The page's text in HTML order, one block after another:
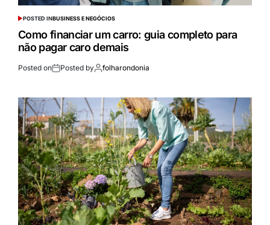
POSTED INBUSINESS E NEGÓCIOS
Como financiar um carro: guia completo para
não pagar caro demais
Posted on Posted by folharondonia